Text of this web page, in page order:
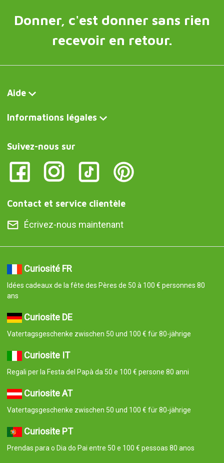
Donner, c'est donner sans rien
recevoir en retour.
Aide
Informations légales
Suivez-nous sur
Contact et service clientèle
Écrivez-nous maintenant
Curiosité FR
Idées cadeaux de la fête des Pères de 50 à 100 € personnes 80
ans
Curiosite DE
Vatertagsgeschenke zwischen 50 und 100 € für 80-jährige
Curiosite IT
Regali per la Festa del Papà da 50 e 100 € persone 80 anni
Curiosite AT
Vatertagsgeschenke zwischen 50 und 100 € für 80-jährige
Curiosite PT
Prendas para o Dia do Pai entre 50 e 100 € pessoas 80 anos